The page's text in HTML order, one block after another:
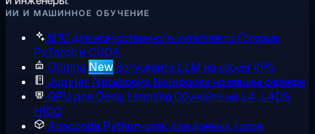
ИИ И МАШИННОЕ ОБУЧЕНИЕ
ВПС для искусственного интеллектаГотовые
PyTorch и CUDA
Ollama NewЗапускайте LLM на своём VPS
Jupyter Notebooks Notebooks на вашем сервере
GPU для Deep Learning Обучайте на L4, L40S,
H100
Anaconda Python-стек для данных, готов